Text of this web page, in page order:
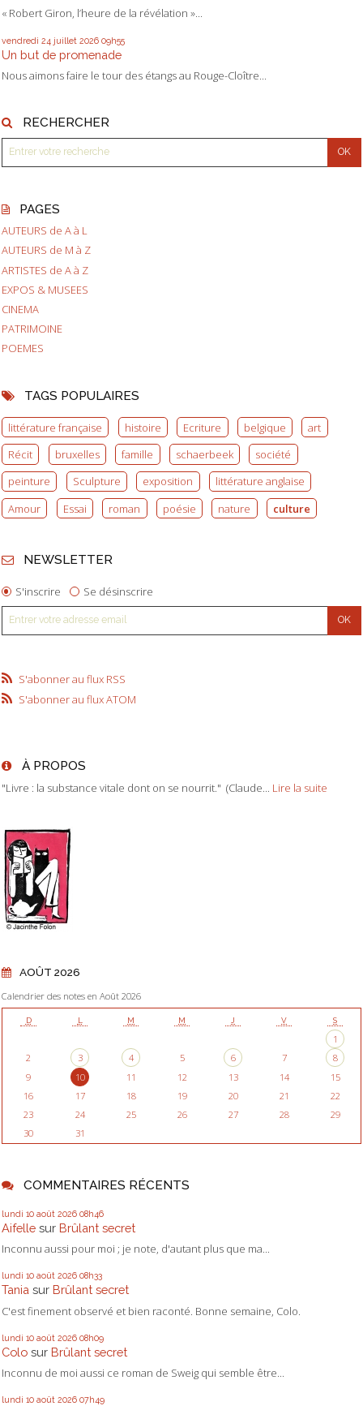
« Robert Giron, l’heure de la révélation »...
vendredi 24 juillet 2026 09h55
Un but de promenade
Nous aimons faire le tour des étangs au Rouge-Cloître...
RECHERCHER
PAGES
AUTEURS de A à L
AUTEURS de M à Z
ARTISTES de A à Z
EXPOS & MUSEES
CINEMA
PATRIMOINE
POEMES
TAGS POPULAIRES
littérature française histoire Ecriture belgique
art
Récit
bruxelles famille schaerbeek
société
peinture
Sculpture exposition
littérature anglaise
Amour
Essai roman poésie nature culture
NEWSLETTER
S'inscrire Se désinscrire
S'abonner au flux RSS
S'abonner au flux ATOM
À PROPOS
"Livre : la substance vitale dont on se nourrit." (Claude... Lire la suite
AOÛT 2026
Calendrier des notes en Août 2026
D L M M J V S
1
2
3 4 5 6 7
8
9
10 11 12 13 14
15
16
17 18 19 20 21
22
23
24 25 26 27 28
29
30
31
COMMENTAIRES RÉCENTS
lundi 10 août 2026 08h46
Aifelle sur Brûlant secret
Inconnu aussi pour moi ; je note, d'autant plus que ma...
lundi 10 août 2026 08h33
Tania sur Brûlant secret
C'est finement observé et bien raconté. Bonne semaine, Colo.
lundi 10 août 2026 08h09
Colo sur Brûlant secret
Inconnu de moi aussi ce roman de Sweig qui semble être...
lundi 10 août 2026 07h49